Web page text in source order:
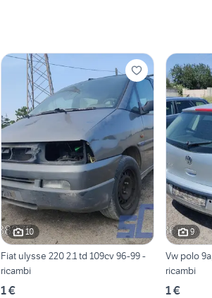
10
Fiat ulysse 220 2.1 td 109cv 96-99 -
ricambi
1 €
9
Vw polo
ricambi
1 €